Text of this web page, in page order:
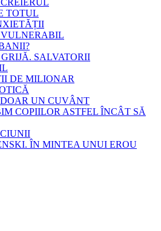
TOTUL
VULNERABIL
SALVATORII
DE MILIONAR
UN CUVÂNT
COPIILOR ASTFEL ÎNCÂT SĂ
ÎN MINTEA UNUI EROU